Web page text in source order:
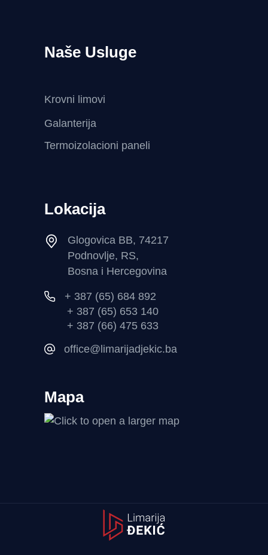
Naše Usluge
Krovni limovi
Galanterija
Termoizolacioni paneli
Lokacija
Glogovica BB, 74217
Podnovlje, RS,
Bosna i Hercegovina
+ 387 (65) 684 892
+ 387 (65) 653 140
+ 387 (66) 475 633
office@limarijadjekic.ba
Mapa